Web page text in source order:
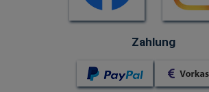
Zahlung